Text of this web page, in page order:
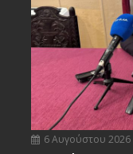
6 Αυγούστου 2026